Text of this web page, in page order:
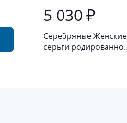
5 030 ₽
Серебряные Женские
серьги родированное